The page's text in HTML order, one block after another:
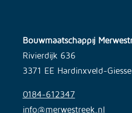
Bouwmaatschappij
Rivierdijk 636
3371 EE Hardinxveld-
0184-612347
info@merwestreek.nl